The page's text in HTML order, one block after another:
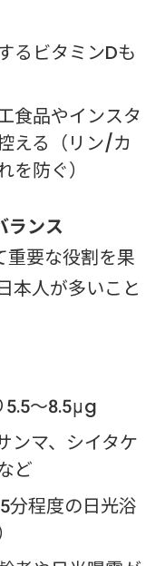
るビタミンDも
食品やインスタ
える（リン/カ
防ぐ）
ランス
重要な役割を果
本人が多いこと
5.5〜8.5μg
ンマ、シイタケ
ど
分程度の日光浴